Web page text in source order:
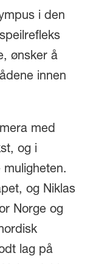
i den
ønsker å
innen
med
og i
og Niklas
Norge og
lag på